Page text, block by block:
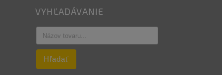
VYHĽADÁVANIE
Hľadať